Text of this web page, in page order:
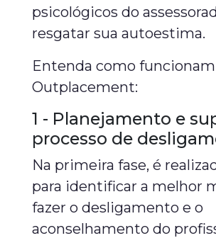
psicológicos do
resgatar sua autoestima.
Entenda como funcionam
Outplacement:
1 - Planejamento e
processo de
Na primeira fase, é
para identificar a melhor
fazer o desligamento e o
aconselhamento do